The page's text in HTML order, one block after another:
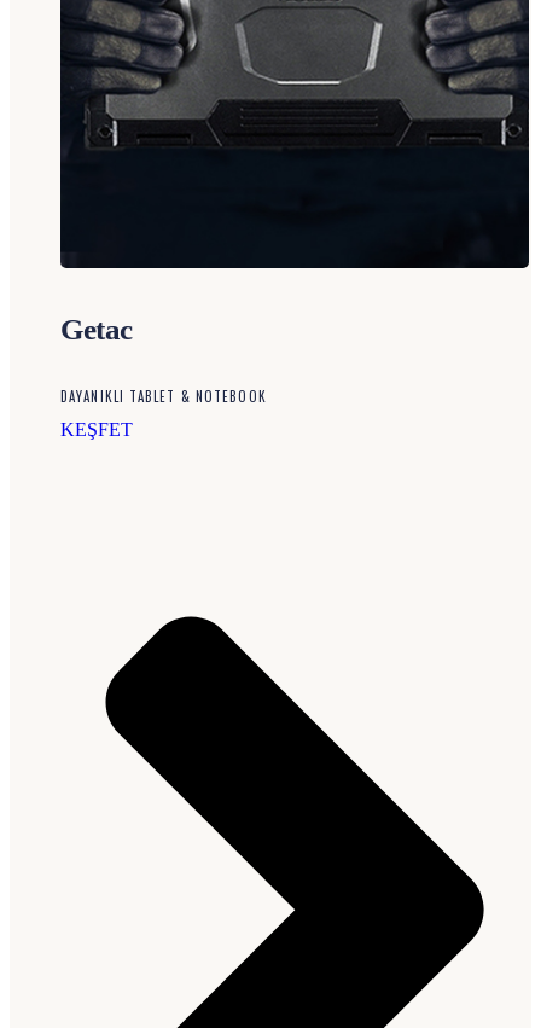
Getac
DAYANIKLI TABLET & NOTEBOOK
KEŞFET